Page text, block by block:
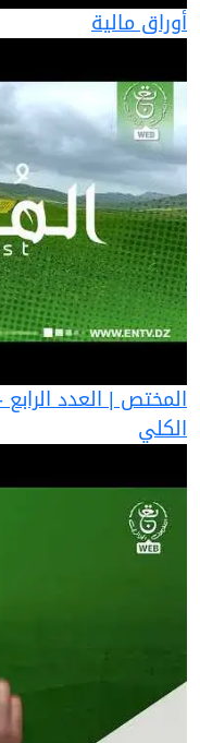
أوراق مالية
المختص | العدد
الكلي